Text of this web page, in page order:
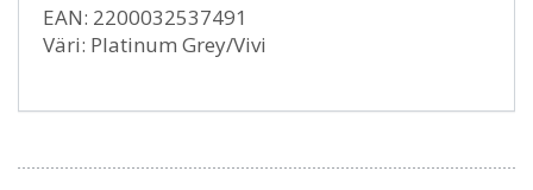
EAN: 2200032537491
Väri: Platinum Grey/Vivi